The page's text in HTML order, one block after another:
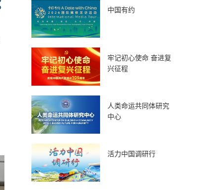
中国有约
牢记初心使命 奋进复
兴征程
人类命运共同体研究
中心
活力中国调研行